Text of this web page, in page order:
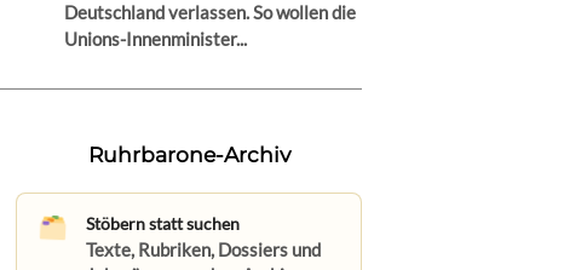
Deutschland verlassen. So wollen die
Unions-Innenminister...
Ruhrbarone-Archiv
Stöbern statt suchen
Texte, Rubriken, Dossiers und